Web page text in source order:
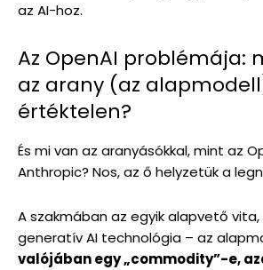
az AI-hoz.
Az OpenAI problémája:
az arany (az
értéktelen?
És mi van az aranyásókkal, mint az
Anthropic? Nos, az ő helyzetük a
A szakmában az egyik alapvető
generatív AI technológia – az
valójában egy „commodity”-e,